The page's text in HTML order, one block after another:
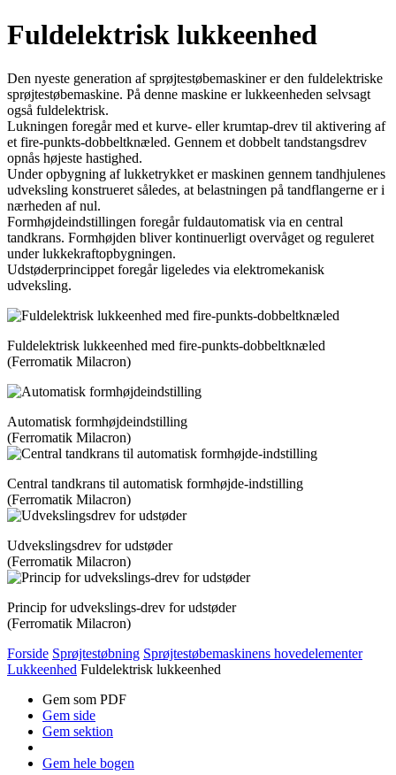
Fuldelektrisk lukkeenhed
Den nyeste generation af sprøjtestøbemaskiner er den fuldelektriske
sprøjte­støbemaskine. På denne maskine er lukkeenheden selvsagt
også fuldelektrisk.
Lukningen foregår med et kurve- eller krumtap-drev til aktivering af
et fire-punkts-dobbeltknæled. Gennem et dobbelt tandstangsdrev
opnås højeste hastighed.
Under opbygning af lukketrykket er maskinen gennem tandhjulenes
udveks­ling konstrueret således, at belastningen på tandflangerne er i
nær­heden af nul.
Formhøjdeindstillingen foregår fuld­automatisk via en central
tandkrans. Formhøjden bliver kontinuerligt overvåget og reguleret
under lukkekraft­opbygningen.
Udstøderprincippet foregår ligeledes via elektromekanisk
udveksling.
Fuldelektrisk lukkeenhed med fire-punkts-dobbeltknæled
(Ferromatik Milacron)
Automatisk formhøjdeindstilling
(Ferromatik Milacron)
Central tandkrans til automatisk formhøjde-indstilling
(Ferromatik Milacron)
Udvekslingsdrev for udstøder
(Ferromatik Milacron)
Princip for udvekslings-drev for udstøder
(Ferromatik Milacron)
Forside Sprøjtestøbning Sprøjtestøbemaskinens hovedelementer
Lukkeenhed Fuldelektrisk lukkeenhed
Gem som PDF
Gem side
Gem sektion
Gem hele bogen